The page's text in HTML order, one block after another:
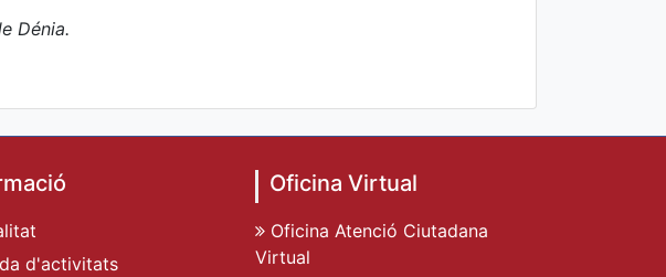
Dénia.
d'activitats
Oficina Virtual
Oficina Atenció Ciutadana
Virtual